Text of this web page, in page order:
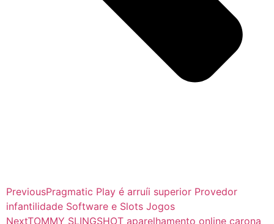
PreviousPragmatic Play é arruíi superior Provedor
infantilidade Software e Slots Jogos
NextTOMMY SLINGSHOT aparelhamento online carona